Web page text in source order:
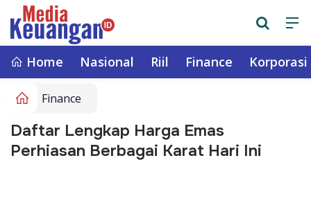
Home Nasional Riil Finance Korporasi
Finance
Daftar Lengkap Harga Emas
Perhiasan Berbagai Karat Hari Ini